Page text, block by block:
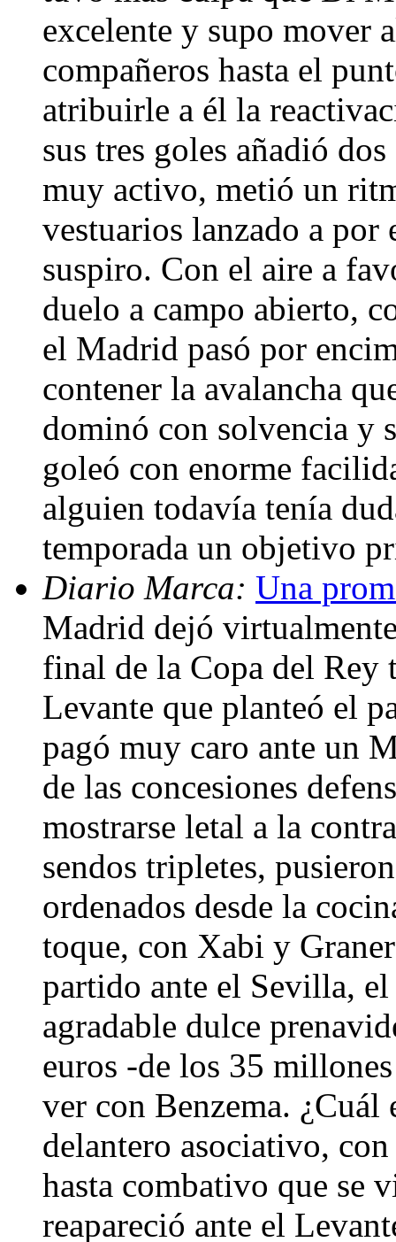
excelente y supo mover
compañeros hasta el
atribuirle a él la
sus tres goles añadió
muy activo, metió un
vestuarios lanzado a
suspiro. Con el aire a
duelo a campo abierto,
el Madrid pasó por
contener la avalancha
dominó con solvencia y
goleó con enorme
alguien todavía tenía
temporada un objetivo
Diario Marca: Una
Madrid dejó
final de la Copa del Rey
Levante que planteó el
pagó muy caro ante un
de las concesiones
mostrarse letal a la
sendos tripletes,
ordenados desde la
toque, con Xabi y
partido ante el Sevilla,
agradable dulce
euros -de los 35
ver con Benzema.
delantero asociativo,
hasta combativo que se
reapareció ante el